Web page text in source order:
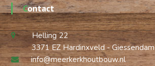
Contact
Helling 22
3371 EZ Hardinxveld - Giessendam
info@meerkerkhoutbouw.nl